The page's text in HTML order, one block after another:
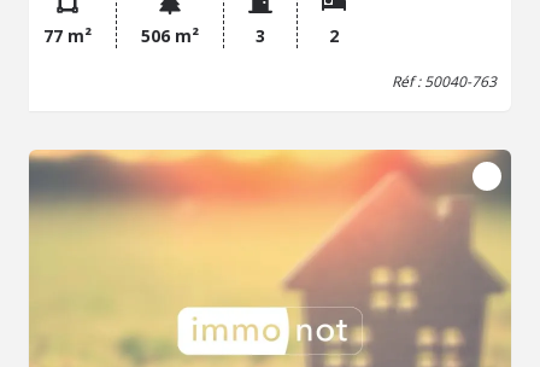
trimestrielles en 2026 de 1074.18 Euros. Procédure en
cours. Consultez nos biens :
77 m² 506 m² 3 2
Réf : 50040-763